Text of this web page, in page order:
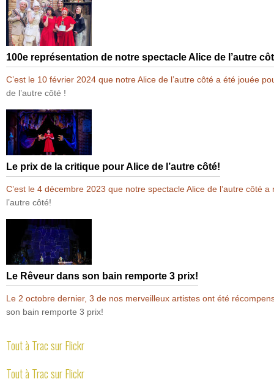
100e représentation de notre spectacle Alice de l’autre
C’est le 10 février 2024 que notre Alice de l’autre côté a été jouée
de l’autre côté !
Le prix de la critique pour Alice de l’autre côté!
C’est le 4 décembre 2023 que notre spectacle Alice de l’autre côté
l’autre côté!
Le Rêveur dans son bain remporte 3 prix!
Le 2 octobre dernier, 3 de nos merveilleux artistes ont été
son bain remporte 3 prix!
Tout à Trac sur Flickr
Tout à Trac sur Flickr